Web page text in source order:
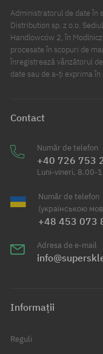
Administratorul de date în
Distribution sp. z o.o.
Handlowców 2, în
procesate în scopuri de
înregistrează vânzătorul
date sau de a-ți exprima
Contact
Număr de telefon
+40 726 753
Luni-vineri, 8.00-
Număr de telefon
(українською
+48 453 073
Adresa de e-mail
Informații
Reguli